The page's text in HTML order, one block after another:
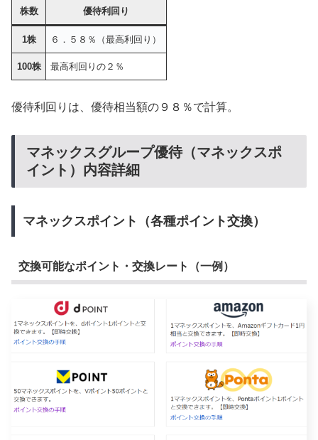
株数 優待利回り
1株 ６．５８％（最高利回り）
100株 最高利回りの２％
優待利回りは、優待相当額の９８％で計算。
マネックスグループ優待（マネックスポ
イント）内容詳細
マネックスポイント（各種ポイント交換）
交換可能なポイント・交換レート（一例）